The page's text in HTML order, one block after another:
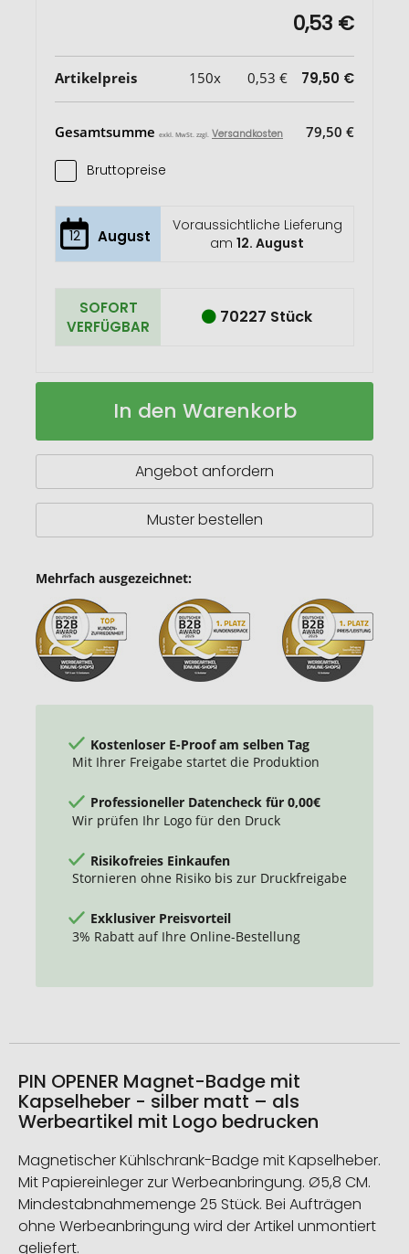
0,53 €
Artikelpreis 150x 0,53 € 79,50 €
Gesamtsumme exkl. MwSt. zzgl. Versandkosten 79,50 €
Bruttopreise
12 August
Voraussichtliche Lieferung
am12. August
SOFORT
VERFÜGBAR
70227 Stück
PIN
Badge
Auf
In den Warenkorb
Angebot anfordern
Muster bestellen
Mehrfach ausgezeichnet:
Kostenloser E-Proof am selben Tag
Mit Ihrer Freigabe startet die Produktion
Professioneller Datencheck für 0,00€
Wir prüfen Ihr Logo für den Druck
Risikofreies Einkaufen
Stornieren ohne Risiko bis zur Druckfreigabe
Exklusiver Preisvorteil
3% Rabatt auf Ihre Online-Bestellung
PIN OPENER Magnet-Badge mit
Kapselheber - silber matt – als
Werbeartikel mit Logo bedrucken
Magnetischer Kühlschrank-Badge mit Kapselheber.
Mit Papiereinleger zur Werbeanbringung. Ø5,8 CM.
Mindestabnahmemenge 25 Stück. Bei Aufträgen
ohne Werbeanbringung wird der Artikel unmontiert
geliefert.